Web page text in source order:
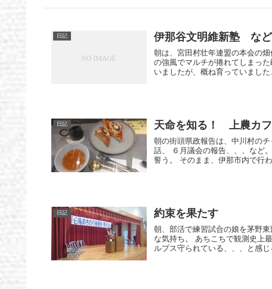
日記 伊那谷文明維新塾 など
朝は、宮田村壮年連盟の本会の
の強風でマルチが捲れてしまっ
いましたが、概ね育っていました
日記 天命を知る！ 上農カフ
朝の街頭県政報告は、中川村の
話、 ６月議会の報告、、、など
誓う。 そのまま、伊那市内で行わ
日記 約束を果たす
朝、部活で練習試合の娘を茅野
な気持ち。 あちこちで観測史上
ルプス守られている、、、と感じ